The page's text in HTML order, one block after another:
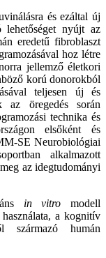
és ezáltal új
lehetőséget nyújt az
eredetű fibroblaszt
hoz létre
jellemző életkori
korú donorokból
teljesen új és
az öregedés során
technika és
elsőként és
SE Neurobiológiai
alkalmazott
az idegtudományi
in vitro modell
a kognitív
származó humán